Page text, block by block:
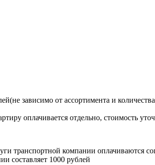
зависимо от ассортимента и количества
оплачивается отдельно, стоимость
транспортной компании оплачиваются
составляет 1000 рублей